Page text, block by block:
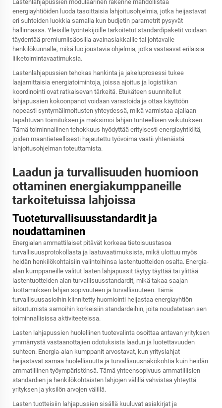
Lastenlahjapussien modulaarinen rakenne mahdollistaa
energiayhtiöiden luoda tasoittaisia lahjoitusohjelmia, jotka heijastavat
eri suhteiden luokkia samalla kun budjetin parametrit pysyvät
hallinnassa. Yleisille työntekijöille tarkoitetut standardipaketit voidaan
täydentää premiumlisäosilla avainasiakkaille tai johtavalle
henkilökunnalle, mikä luo joustavia ohjelmia, jotka vastaavat erilaisia
liiketoimintavaatimuksia.
Lastenlahjapussien tehokas hankinta ja jakeluprosessi tukee
laajamittaisia energiatoimintoja, joissa ajoitus ja logistiikan
koordinointi ovat ratkaisevan tärkeitä. Etukäteen suunnitellut
lahjapussien kokoonpanot voidaan varastoida ja ottaa käyttöön
nopeasti syntymäilmoitusten yhteydessä, mikä varmistaa ajallaan
tapahtuvan toimituksen ja maksimoi lahjan tunteellisen vaikutuksen.
Tämä toiminnallinen tehokkuus hyödyttää erityisesti energiayhtiöitä,
joiden maantieteellisesti hajautettu työvoima vaatii yhtenäistä
lahjoitusohjelman toteuttamista.
Laadun ja turvallisuuden huomioon
ottaminen energiakumppaneille
tarkoitetuissa lahjoissa
Tuoteturvallisuusstandardit ja
noudattaminen
Energialan ammattilaiset pitävät korkeaa tietoisuustasoa
turvallisuusprotokollasta ja laatuvaatimuksista, mikä ulottuu myös
heidän henkilökohtaisiin valintoihinsa lastentuotteiden osalta. Energia-
alan kumppaneille valitut lasten lahjapussit täytyy täyttää tai ylittää
lastentuotteiden alan turvallisuusstandardit, mikä takaa saajan
luottamuksen lahjan sopivuuteen ja turvallisuuteen. Tämä
turvallisuusasioihin kiinnitetty huomiointi heijastaa energiayhtiön
sitoutumista samoihin korkeisiin standardeihin, joita noudatetaan sen
toiminnallisissa aktiviteeteissa.
Lasten lahjapussien huolellinen tuotevalinta osoittaa antavan yrityksen
ymmärrystä vastaanottajien odotuksista laadun ja luotettavuuden
suhteen. Energia-alan kumppanit arvostavat, kun yrityslahjat
heijastavat samaa huolellisuutta ja turvallisuusnäkökohtia kuin heidän
ammatillinen työympäristönsä. Tämä yhteensopivuus ammatillisien
standardien ja henkilökohtaisten lahjojen välillä vahvistaa yhteyttä
yrityksen ja yksilön arvojen välillä.
Lasten tuotteisiin lahjapussien sisällä kuuluvat asiakirjat ja